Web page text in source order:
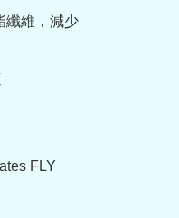
纖維，減少
FLY